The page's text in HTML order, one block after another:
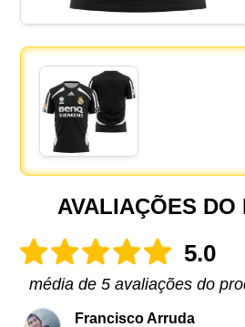
AVALIAÇÕES DO
5.0
média de 5 avaliações do
Francisco Arruda